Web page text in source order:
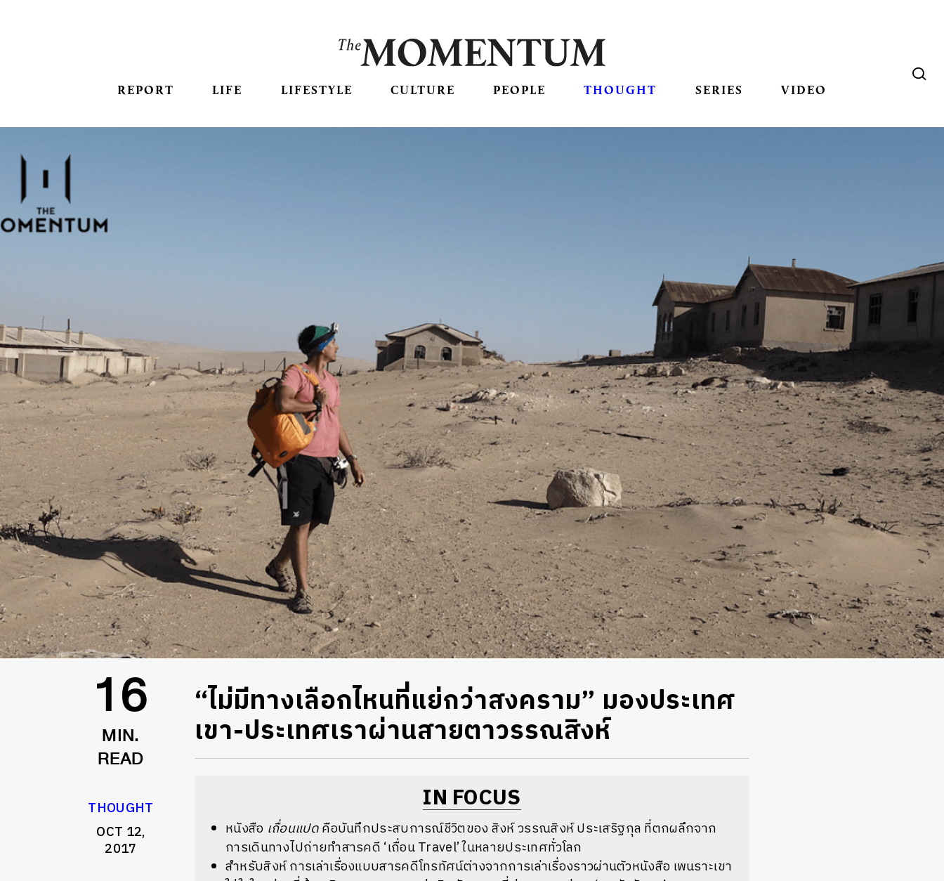
REPORT LIFE LIFESTYLE CULTURE PEOPLE THOUGHT SERIES VIDEO
16
MIN.
READ
THOUGHT
OCT 12,
2017
“ไม่มีทางเลือกไหนที่แย่กว่าสงคราม” มองประเทศ
เขา-ประเทศเราผ่านสายตาวรรณสิงห์
IN FOCUS
หนังสือ เถื่อนแปดคือบันทึกประสบการณ์ชีวิตของ สิงห์ วรรณสิงห์ ประเสริฐกุล ที่ตกผลึกจาก
การเดินทางไปถ่ายทำสารคดี ‘เถื่อน Travel’ ในหลายประเทศทั่วโลก
สำหรับสิงห์ การเล่าเรื่องแบบสารคดีโทรทัศน์ต่างจากการเล่าเรื่องราวผ่านตัวหนังสือ เพนราะเขา